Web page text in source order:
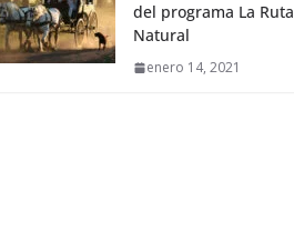
del programa La Ruta
Natural
enero 14, 2021